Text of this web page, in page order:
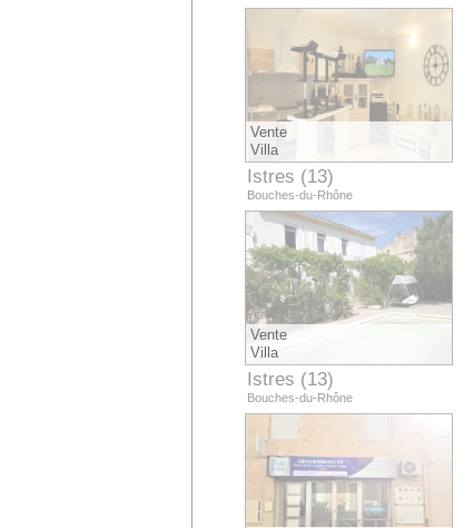
Vente
Villa
Istres (13)
Bouches-du-Rhône
Vente
Villa
Istres (13)
Bouches-du-Rhône